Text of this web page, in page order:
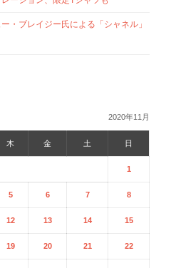
・ブレイジー氏による「シャネル」
2020年11月
木 金 土 日
1
5 6 7 8
12 13 14 15
19 20 21 22